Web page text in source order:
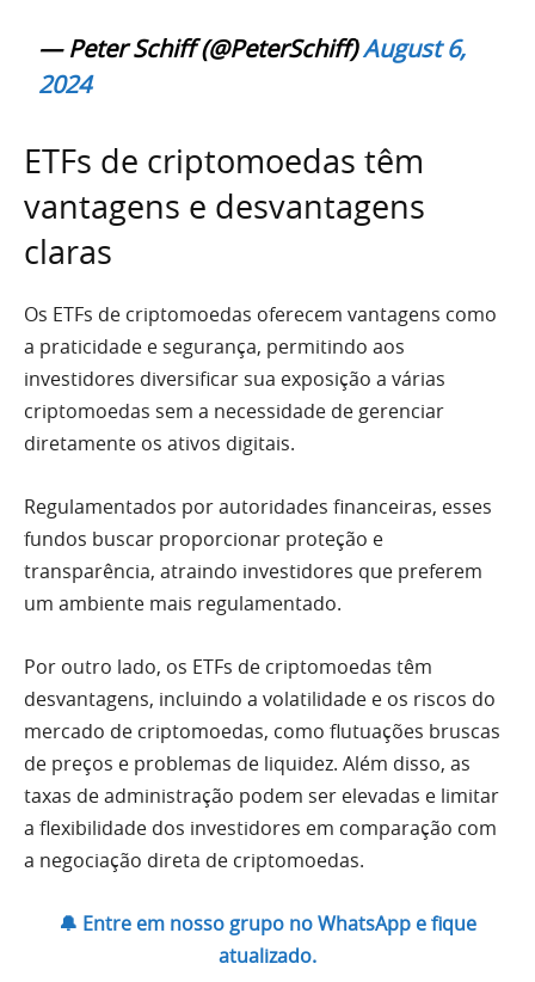
— Peter Schiff (@PeterSchiff)August 6,
2024
ETFs de criptomoedas têm
vantagens e desvantagens
claras
Os ETFs de criptomoedas oferecem vantagens como
a praticidade e segurança, permitindo aos
investidores diversificar sua exposição a várias
criptomoedas sem a necessidade de gerenciar
diretamente os ativos digitais.
Regulamentados por autoridades financeiras, esses
fundos buscar proporcionar proteção e
transparência, atraindo investidores que preferem
um ambiente mais regulamentado.
Por outro lado, os ETFs de criptomoedas têm
desvantagens, incluindo a volatilidade e os riscos do
mercado de criptomoedas, como flutuações bruscas
de preços e problemas de liquidez. Além disso, as
taxas de administração podem ser elevadas e limitar
a flexibilidade dos investidores em comparação com
a negociação direta de criptomoedas.
🔔 Entre em nosso grupo no WhatsApp e fique
atualizado.